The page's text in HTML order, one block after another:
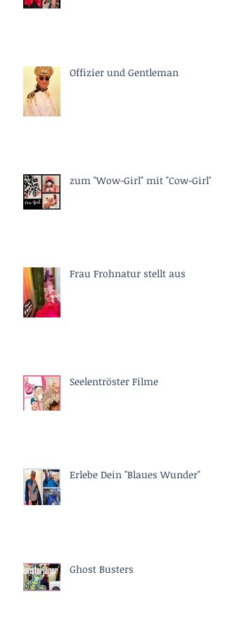
Offizier und Gentleman
zum "Wow-Girl" mit "Cow-Girl"
Frau Frohnatur stellt aus
Seelentröster Filme
Erlebe Dein "Blaues Wunder"
Ghost Busters